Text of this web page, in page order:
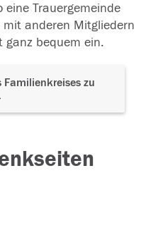
Trauergemeinde
anderen Mitgliedern
ganz bequem ein.
Familienkreises zu